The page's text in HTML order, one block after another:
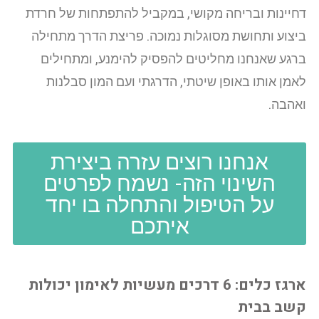
דחיינות ובריחה מקושי, במקביל להתפתחות של חרדת
ביצוע ותחושת מסוגלות נמוכה. פריצת הדרך מתחילה
ברגע שאנחנו מחליטים להפסיק להימנע, ומתחילים
לאמן אותו באופן שיטתי, הדרגתי ועם המון סבלנות
ואהבה.
אנחנו רוצים עזרה ביצירת
השינוי הזה- נשמח לפרטים
על הטיפול והתחלה בו יחד
איתכם
ארגז כלים: 6 דרכים מעשיות לאימון יכולות
קשב בבית